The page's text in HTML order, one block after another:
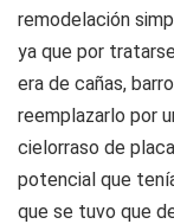
remodelación
ya que por
era de cañas,
reemplazarlo por
cielorraso de
potencial que
que se tuvo que